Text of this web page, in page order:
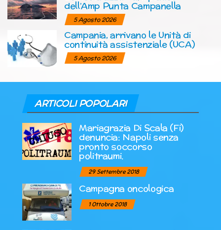
dell’Amp Punta Campanella
5 Agosto 2026
Campania, arrivano le Unità di
continuità assistenziale (UCA)
5 Agosto 2026
ARTICOLI POPOLARI
Mariagrazia Di Scala (Fi)
denuncia: Napoli senza
pronto soccorso
politraumi.
29 Settembre 2018
Campagna oncologica
1 Ottobre 2018